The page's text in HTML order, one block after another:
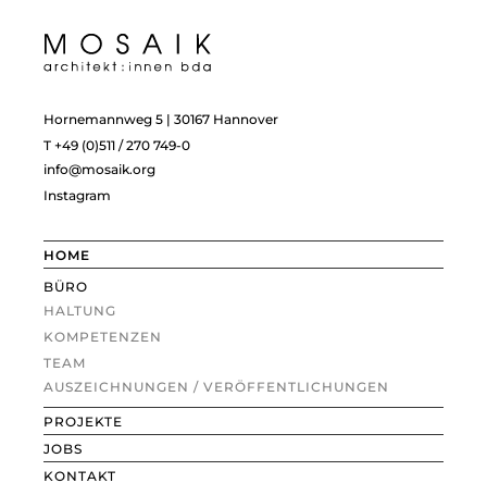
Hornemannweg 5 | 30167 Hannover
T +49 (0)511 / 270 749-0
info@mosaik.org
Instagram
HOME
BÜRO
HALTUNG
KOMPETENZEN
TEAM
AUSZEICHNUNGEN / VERÖFFENTLICHUNGEN
PROJEKTE
JOBS
KONTAKT